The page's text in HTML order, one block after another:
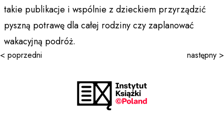
takie publikacje i wspólnie z dzieckiem przyrządzić
pyszną potrawę dla całej rodziny czy zaplanować
wakacyjną podróż.
< poprzedni następny >